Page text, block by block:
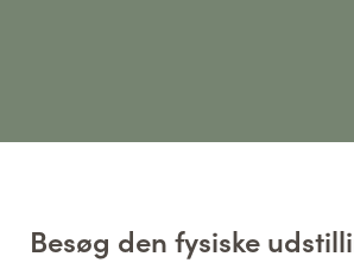
Besøg den fysiske